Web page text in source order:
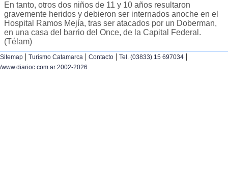
En tanto, otros dos niños de 11 y 10 años resultaron
gravemente heridos y debieron ser internados anoche en el
Hospital Ramos Mejía, tras ser atacados por un Doberman,
en una casa del barrio del Once, de la Capital Federal.
(Télam)
Sitemap | Turismo Catamarca | Contacto | Tel. (03833) 15 697034 |
/www.diarioc.com.ar 2002-2026